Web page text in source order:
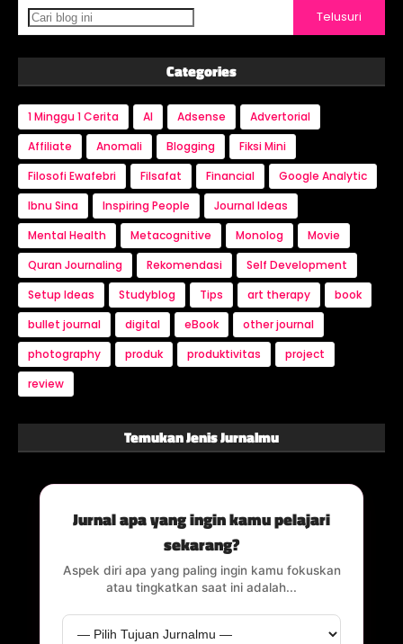
Categories
1 Minggu 1 Cerita AI Adsense
Advertorial
Affiliate
Anomali Blogging
Fiksi Mini
Filosofi Ewafebri
Filsafat Financial
Google Analytic
Ibnu Sina
Inspiring People
Journal Ideas
Mental Health
Metacognitive Monolog
Movie
Quran Journaling
Rekomendasi
Self Development
Setup Ideas
Studyblog Tips art therapy
book
bullet journal
digital eBook
other journal
photography
produk produktivitas
project
review
Temukan Jenis Jurnalmu
Jurnal apa yang ingin kamu pelajari
sekarang?
Aspek diri apa yang paling ingin kamu fokuskan
atau tingkatkan saat ini adalah...